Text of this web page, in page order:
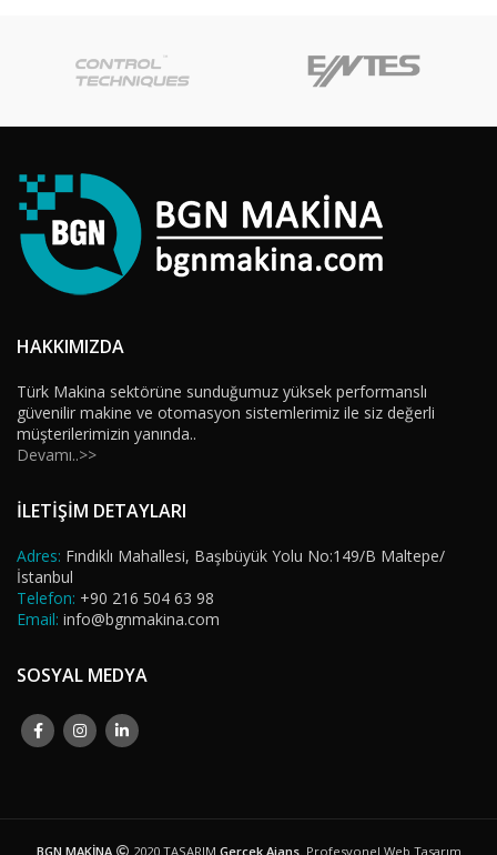
HAKKIMIZDA
Türk Makina sektörüne sunduğumuz yüksek performanslı
güvenilir makine ve otomasyon sistemlerimiz ile siz değerli
müşterilerimizin yanında..
Devamı..>>
İLETİŞİM DETAYLARI
Adres: Fındıklı Mahallesi, Başıbüyük Yolu No:149/B Maltepe/
İstanbul
Telefon: +90 216 504 63 98
Email: info@bgnmakina.com
SOSYAL MEDYA
BGN MAKİNA 2020 TASARIM Gerçek Ajans. Profesyonel Web Tasarım